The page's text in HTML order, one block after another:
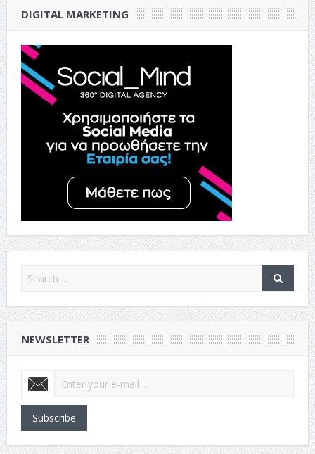
DIGITAL MARKETING
NEWSLETTER
Subscribe